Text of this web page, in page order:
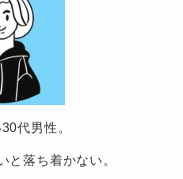
代男性。
と落ち着かない。